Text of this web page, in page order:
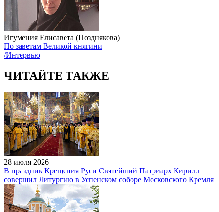
Игумения Елисавета (Позднякова)
По заветам Великой княгини
/Интервью
ЧИТАЙТЕ ТАКЖЕ
28 июля 2026
В праздник Крещения Руси Святейший Патриарх Кирилл
совершил Литургию в Успенском соборе Московского Кремля